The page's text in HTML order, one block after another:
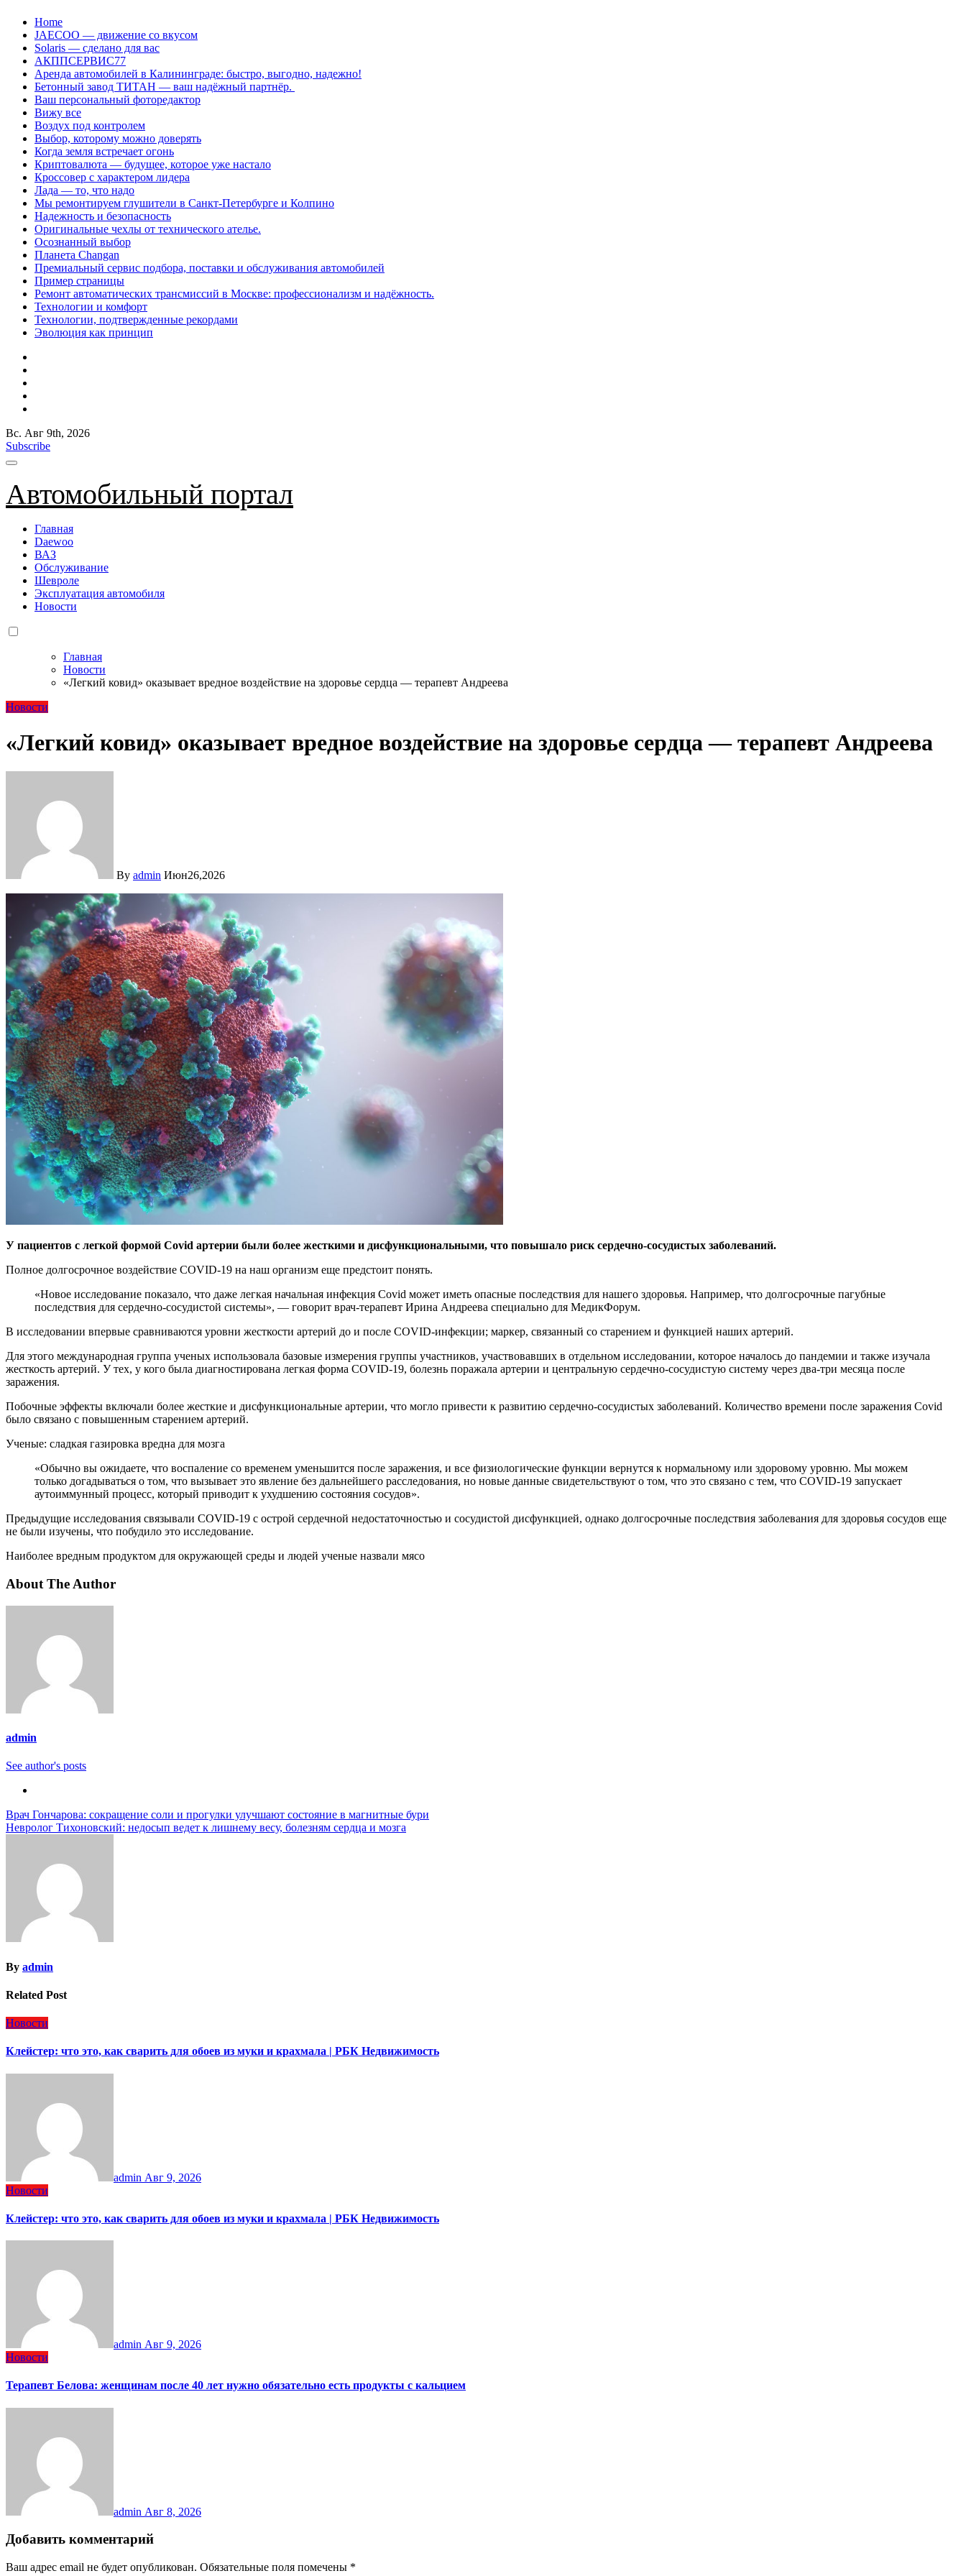
Перейти
содержанию
Home
JAECOO — движение со вкусом
Solaris — сделано для вас
АКППСЕРВИС77
Аренда автомобилей в Калининграде: быстро, выгодно, надежно!
Бетонный завод ТИТАН — ваш надёжный партнёр.
Ваш персональный фоторедактор
Вижу все
Воздух под контролем
Выбор, которому можно доверять
Когда земля встречает огонь
Криптовалюта — будущее, которое уже настало
Кроссовер с характером лидера
Лада — то, что надо
Мы ремонтируем глушители в Санкт-Петербурге и Колпино
Надежность и безопасность
Оригинальные чехлы от технического ателье.
Осознанный выбор
Планета Changan
Премиальный сервис подбора, поставки и обслуживания автомобилей
Пример страницы
Ремонт автоматических трансмиссий в Москве: профессионализм и надёжность.
Технологии и комфорт
Технологии, подтвержденные рекордами
Эволюция как принцип
Вс. Авг 9th, 2026
Subscribe
Автомобильный портал
Главная
Daewoo
ВАЗ
Обслуживание
Шевроле
Эксплуатация автомобиля
Новости
Главная
Новости
«Легкий ковид» оказывает вредное воздействие на здоровье сердца — терапевт Андреева
Новости
«Легкий ковид» оказывает вредное воздействие на здоровье сердца — терапевт Андреева
By admin Июн26,2026
У пациентов с легкой формой Covid артерии были более жесткими и дисфункциональными, что повышало риск сердечно-сосудистых заболеваний.
Полное долгосрочное воздействие COVID-19 на наш организм еще предстоит понять.
«Новое исследование показало, что даже легкая начальная инфекция Covid может иметь опасные последствия для нашего здоровья. Например, что долгосрочные пагубные
последствия для сердечно-сосудистой системы», — говорит врач-терапевт Ирина Андреева специально для МедикФорум.
В исследовании впервые сравниваются уровни жесткости артерий до и после COVID-инфекции; маркер, связанный со старением и функцией наших артерий.
Для этого международная группа ученых использовала базовые измерения группы участников, участвовавших в отдельном исследовании, которое началось до пандемии и также изучала
жесткость артерий. У тех, у кого была диагностирована легкая форма COVID-19, болезнь поражала артерии и центральную сердечно-сосудистую систему через два-три месяца после
заражения.
Побочные эффекты включали более жесткие и дисфункциональные артерии, что могло привести к развитию сердечно-сосудистых заболеваний. Количество времени после заражения Covid
было связано с повышенным старением артерий.
Ученые: сладкая газировка вредна для мозга
«Обычно вы ожидаете, что воспаление со временем уменьшится после заражения, и все физиологические функции вернутся к нормальному или здоровому уровню. Мы можем
только догадываться о том, что вызывает это явление без дальнейшего расследования, но новые данные свидетельствуют о том, что это связано с тем, что COVID-19 запускает
аутоиммунный процесс, который приводит к ухудшению состояния сосудов».
Предыдущие исследования связывали COVID-19 с острой сердечной недостаточностью и сосудистой дисфункцией, однако долгосрочные последствия заболевания для здоровья сосудов еще
не были изучены, что побудило это исследование.
Наиболее вредным продуктом для окружающей среды и людей ученые назвали мясо
About The Author
admin
See author's posts
Навигация
по
Врач Гончарова: сокращение соли и прогулки улучшают состояние в магнитные бури
Невролог Тихоновский: недосып ведет к лишнему весу, болезням сердца и мозга
By admin
Related Post
Новости
Клейстер: что это, как сварить для обоев из муки и крахмала | РБК Недвижимость
admin Авг 9, 2026
Новости
Клейстер: что это, как сварить для обоев из муки и крахмала | РБК Недвижимость
admin Авг 9, 2026
Новости
Терапевт Белова: женщинам после 40 лет нужно обязательно есть продукты с кальцием
admin Авг 8, 2026
Добавить комментарий
Ваш адрес email не будет опубликован. Обязательные поля помечены *